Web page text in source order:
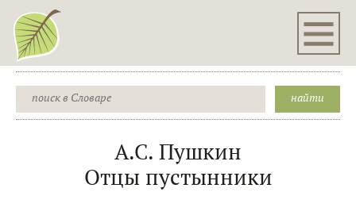
А.С. Пушкин
Отцы пустынники